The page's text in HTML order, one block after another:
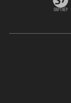
партнёр